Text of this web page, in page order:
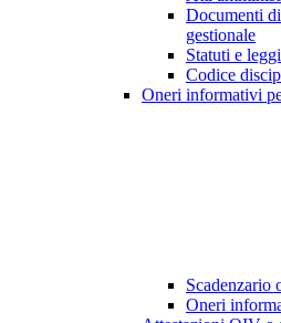
Documenti
gestionale
Statuti e
Codice
Oneri informativi
Scadenzario
Oneri